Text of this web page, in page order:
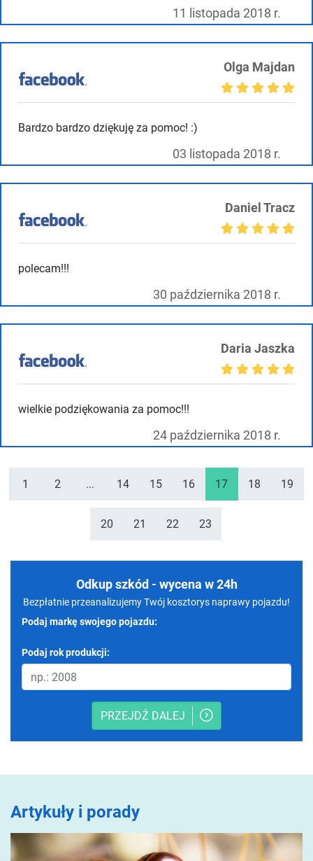
11 listopada 2018 r.
Olga Majdan
Bardzo bardzo dziękuję za pomoc! :)
03 listopada 2018 r.
Daniel Tracz
polecam!!!
30 października 2018 r.
Daria Jaszka
wielkie podziękowania za pomoc!!!
24 października 2018 r.
1 2 ... 14 15 16 17 18 19
20 21 22 23
Odkup szkód - wycena w 24h
Bezpłatnie przeanalizujemy Twój kosztorys naprawy pojazdu!
Podaj markę swojego pojazdu:
Podaj rok produkcji:
PRZEJDŹ DALEJ
Artykuły i porady